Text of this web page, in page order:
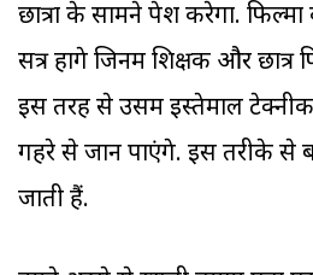
छात्रों के सामने पेश करेगा. फिल्मों
सत्र होंगे जिनमें शिक्षक और
इस तरह से उसमें इस्तेमाल
गहरे से जान पाएंगे. इस तरीके से
जाती हैं.